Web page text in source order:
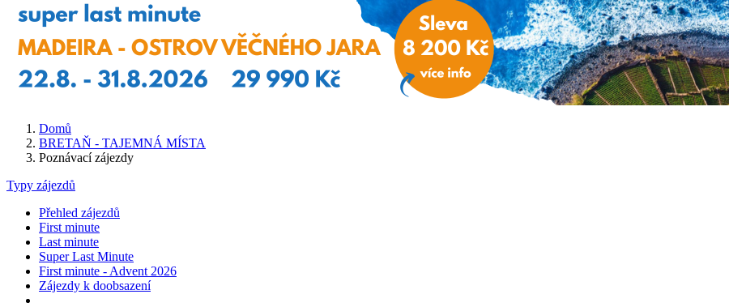
Domů
BRETAŇ - TAJEMNÁ MÍSTA
Poznávací zájezdy
Typy zájezdů
Přehled zájezdů
First minute
Last minute
Super Last Minute
First minute - Advent 2026
Zájezdy k doobsazení